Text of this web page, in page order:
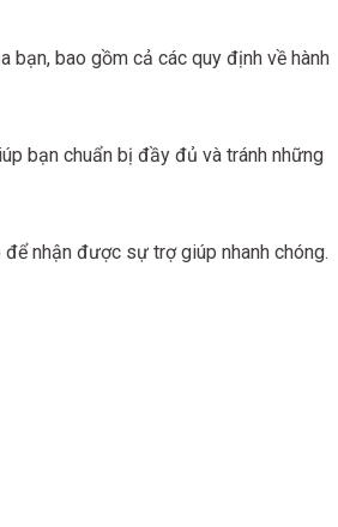
bao gồm cả các quy định về hành
bạn chuẩn bị đầy đủ và tránh những
nhận được sự trợ giúp nhanh chóng.